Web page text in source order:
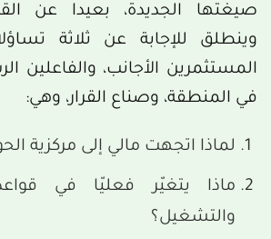
صيغتها الجديدة، بعيدا عن
وينطلق للإجابة عن ثلاثة
المستثمرين الأجانب، والفاعلين
في المنطقة، وصناع القرار، وهي:
لماذا اتجهت مالي إلى مركزية
ماذا يتغيّر فعليّا في
والتشغيل؟